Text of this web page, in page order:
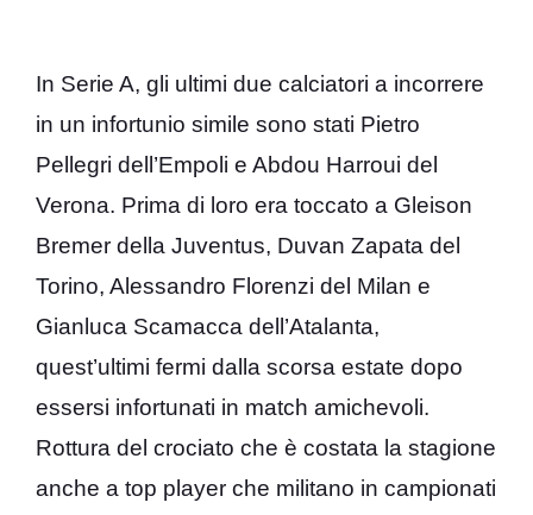
In Serie A, gli ultimi due calciatori a incorrere
in un infortunio simile sono stati Pietro
Pellegri dell’Empoli e Abdou Harroui del
Verona. Prima di loro era toccato a Gleison
Bremer della Juventus, Duvan Zapata del
Torino, Alessandro Florenzi del Milan e
Gianluca Scamacca dell’Atalanta,
quest’ultimi fermi dalla scorsa estate dopo
essersi infortunati in match amichevoli.
Rottura del crociato che è costata la stagione
anche a top player che militano in campionati